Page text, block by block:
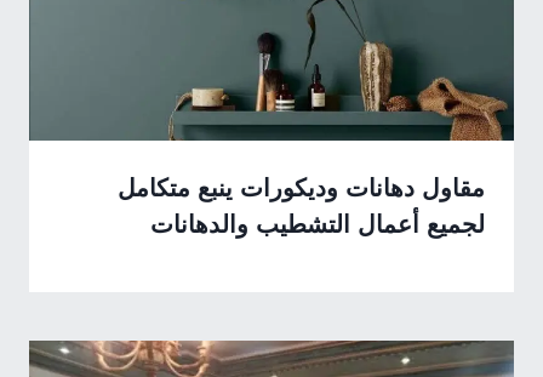
مقاول دهانات وديكورات ينبع متكامل
لجميع أعمال التشطيب والدهانات